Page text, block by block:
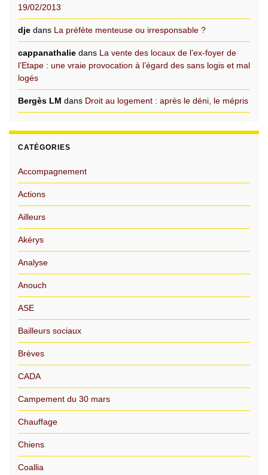
19/02/2013
dje dans La préfète menteuse ou irresponsable ?
cappanathalie dans La vente des locaux de l’ex-foyer de
l’Etape : une vraie provocation à l’égard des sans logis et mal
logés
Bergès LM dans Droit au logement : après le déni, le mépris
CATÉGORIES
Accompagnement
Actions
Ailleurs
Akérys
Analyse
Anouch
ASE
Bailleurs sociaux
Brèves
CADA
Campement du 30 mars
Chauffage
Chiens
Coallia